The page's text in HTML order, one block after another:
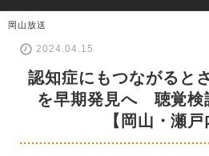
岡山放送
2024.04.15
認知症にもつながると
を早期発見へ 聴覚検
【岡山・瀬戸